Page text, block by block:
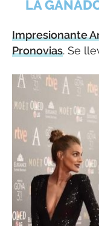
LA
Impresionante
Pronovias. Se